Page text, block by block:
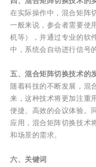
在实际操作中，混合矩阵
一般来说，参会者需要使
机等），并通过专业的软
中，系统会自动进行信号
五、混合矩阵切换技术的
随着科技的不断发展，混
来，这种技术将更加注重
便捷、高效的会议体验。
应用，混合矩阵切换技术
和场景的需求。
六、关键词